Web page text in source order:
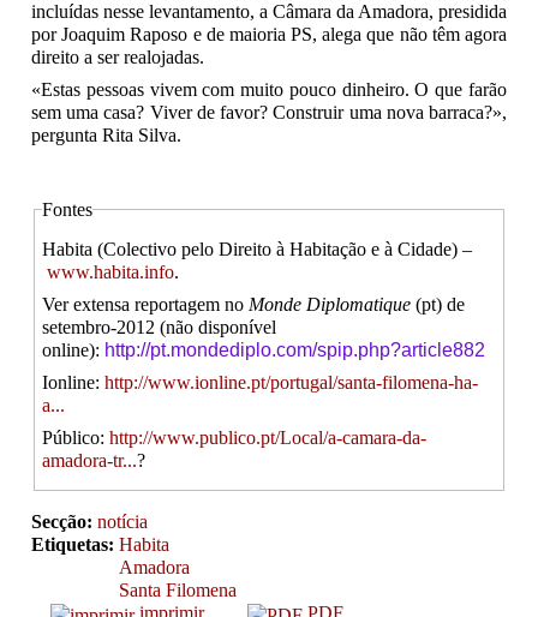
incluídas nesse levantamento, a Câmara da Amadora, presidida
por Joaquim Raposo e de maioria PS, alega que não têm agora
direito a ser realojadas.
«Estas pessoas vivem com muito pouco dinheiro. O que farão
sem uma casa? Viver de favor? Construir uma nova barraca?»,
pergunta Rita Silva.
Fontes
Habita (Colectivo pelo Direito à Habitação e à Cidade) –
www.habita.info.
Ver extensa reportagem no Monde Diplomatique (pt) de
setembro-2012 (não disponível
online): http://pt.mondediplo.com/spip.php?article882
Ionline:http://www.ionline.pt/portugal/santa-filomena-ha-
a...
Público:http://www.publico.pt/Local/a-camara-da-
amadora-tr...?
Secção: notícia
Etiquetas: Habita
Amadora
Santa Filomena
imprimir
PDF